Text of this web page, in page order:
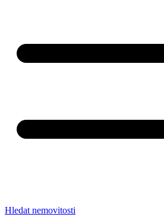
Hledat nemovitosti